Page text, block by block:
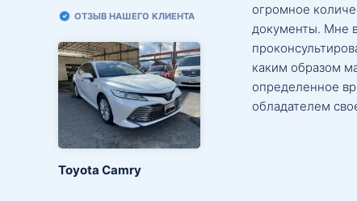
ОТЗЫВ НАШЕГО КЛИЕНТА
Toyota Camry
огромное
документы. Мне
каким образом
определенное
обладателем